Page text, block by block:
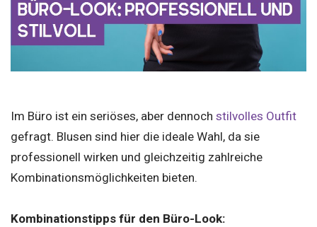
Im Büro ist ein seriöses, aber dennoch stilvolles Outfit
gefragt. Blusen sind hier die ideale Wahl, da sie
professionell wirken und gleichzeitig zahlreiche
Kombinationsmöglichkeiten bieten.
Kombinationstipps für den Büro-Look: